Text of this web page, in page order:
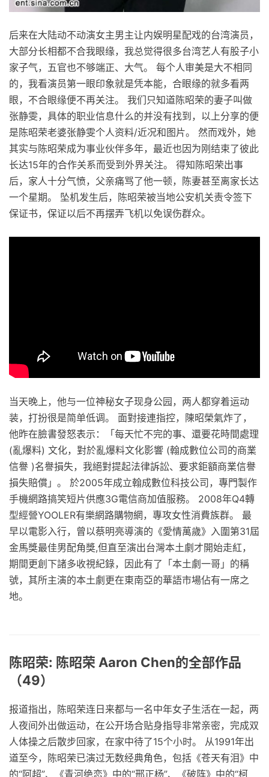
后来在大陆动不动演女主男主让内娱明星配戏的台湾演员，
大部分长相都不合我眼缘，我总觉得很多台湾艺人有股子小
家子气，五官也不够端正、大气。 每个人审美是大不相同
的，我看演员第一眼印象就是凭本能，合眼缘的就多看两
眼，不合眼缘便不再关注。 我们只知道陈昭荣的妻子叫做
张静雯，具体的职业信息什么的并没有找到，以上分享的便
是陈昭荣老婆张静雯个人资料/近况和图片。 然而戏外，她
其实与陈昭荣成为事业伙伴多年，最近也因为刚结束了彼此
长达15年的合作关系而受到外界关注。 得知陈昭荣出事
后，家人十分气愤，父亲痛骂了他一顿，陈妻甚至离家长达
一个星期。 坠机发生后，陈昭荣被当地公安机关责令签下
保证书，保证以后不再摆弄飞机以免误伤群众。
当天晚上，他与一位神秘女子现身公园，两人都穿着运动
装，打扮很是简单低调。 面對接連指控，陳昭榮氣炸了，
他昨在臉書發怒表示：「每天忙不完的事、還要花時間處理
(亂爆料) 文化，對於亂爆料文化影響 (翰成數位公司的商業
信譽 )名譽損失，我絕對提起法律訴訟、要求鉅額商業信譽
損失賠償」。 於2005年成立翰成數位科技公司，專門製作
手機網路搞笑短片供應3G電信商加值服務。 2008年Q4轉
型經營YOOLER有樂網路購物網，專攻女性消費族群。 最
早以電影入行，曾以蔡明亮導演的《愛情萬歲》入圍第31屆
金馬獎最佳男配角獎,但直至演出台灣本土劇才開始走紅，
期間更創下諸多收視紀錄，因此有了「本土劇一哥」的稱
號，其所主演的本土劇更在東南亞的華語市場佔有一席之
地。
陈昭荣: 陈昭荣 Aaron Chen的全部作品
（49）
报道指出，陈昭荣连日来都与一名中年女子生活在一起，两
人夜间外出做运动，在公开场合贴身指导非常亲密，完成双
人体操之后散步回家，在家中待了15个小时。 从1991年出
道至今，陈昭荣已演过无数经典角色，包括《苍天有泪》中
的“阿超”、《青河绝恋》中的“邢正杨”、《破阵》中的“柯